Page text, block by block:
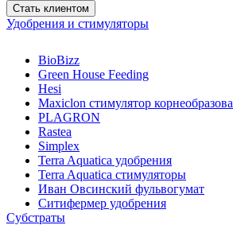
Стать клиентом
Удобрения и стимуляторы
BioBizz
Green House Feeding
Hesi
Maxiclon стимулятор
PLAGRON
Rastea
Simplex
Terra Aquatica удобрения
Terra Aquatica стимуляторы
Иван Овсинский фульвогумат
Ситифермер удобрения
Субстраты